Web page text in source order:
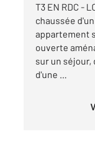
T3 EN RDC -
chaussée
appartement
ouverte
sur un séjour,
d'une ...